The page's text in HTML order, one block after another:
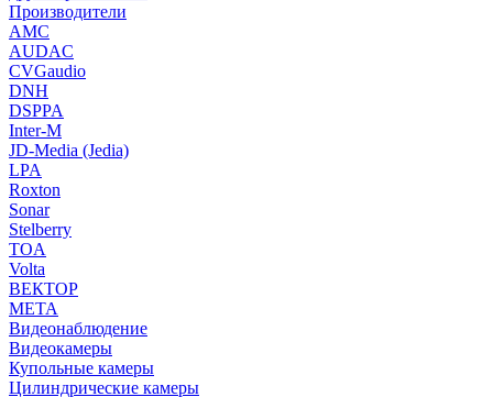
Производители
AMC
AUDAC
CVGaudio
DNH
DSPPA
Inter-M
JD-Media (Jedia)
LPA
Roxton
Sonar
Stelberry
TOA
Volta
ВЕКТОР
МЕТА
Видеонаблюдение
Видеокамеры
Купольные камеры
Цилиндрические камеры